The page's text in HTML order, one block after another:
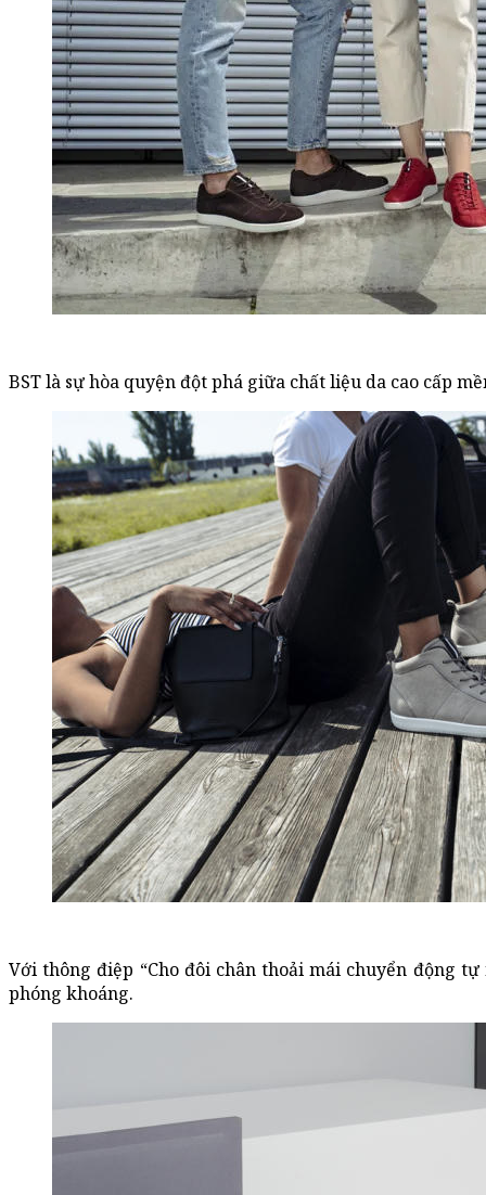
BST là sự hòa quyện đột phá giữa chất liệu da cao cấp
Với thông điệp “Cho đôi chân thoải mái chuyển động
phóng khoáng.